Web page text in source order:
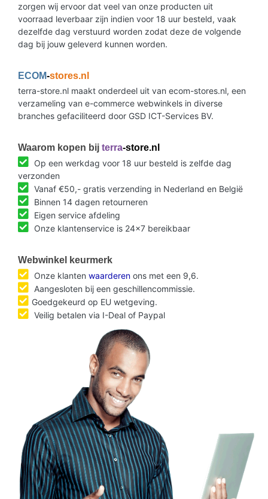
zorgen wij ervoor dat veel van onze producten uit
voorraad leverbaar zijn indien voor 18 uur besteld, vaak
dezelfde dag verstuurd worden zodat deze de volgende
dag bij jouw geleverd kunnen worden.
ECOM-stores.nl
terra-store.nl maakt onderdeel uit van ecom-stores.nl, een
verzameling van e-commerce webwinkels in diverse
branches gefaciliteerd door GSD ICT-Services BV.
Waarom kopen bij terra-store.nl
Op een werkdag voor 18 uur besteld is zelfde dag
verzonden
Vanaf €50,- gratis verzending in Nederland en België
Binnen 14 dagen retourneren
Eigen service afdeling
Onze klantenservice is 24x7 bereikbaar
Webwinkel keurmerk
Onze klanten waarderen ons met een 9,6.
Aangesloten bij een geschillencommissie.
Goedgekeurd op EU wetgeving.
Veilig betalen via I-Deal of Paypal